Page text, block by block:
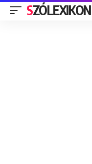
SZÓLEXIKON